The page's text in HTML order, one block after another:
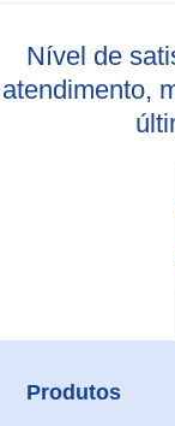
Hospedagem
Painel De
Citrix
Ferramentas
Nível de
atendimento,
Produtos